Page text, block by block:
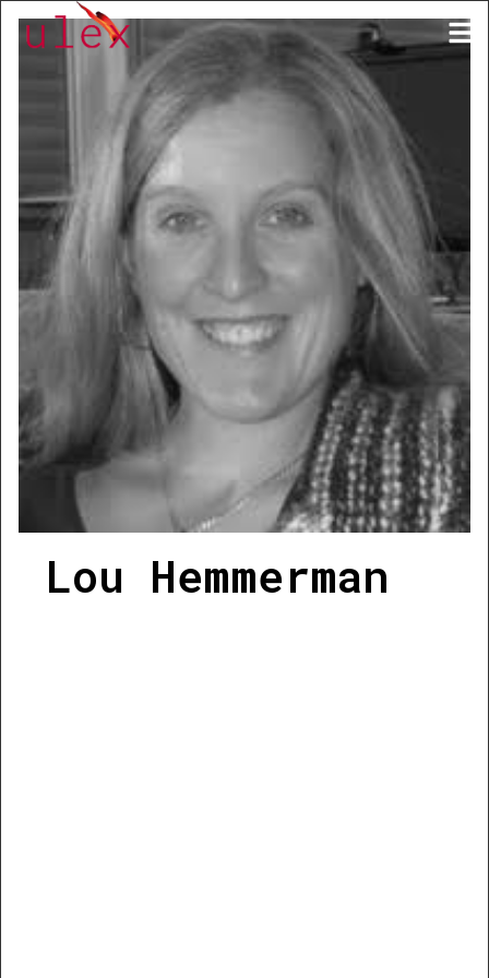
Lou Hemmerman